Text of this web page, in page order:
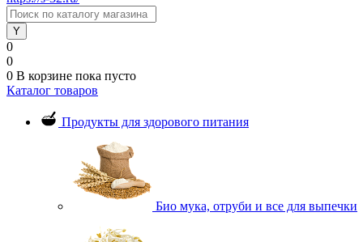
0
0
0 В корзине пока пусто
Каталог товаров
Продукты для здорового питания
Био мука, отруби и все для выпечки